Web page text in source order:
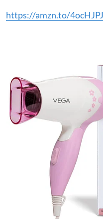
https://amzn.to/4ocHJPJ